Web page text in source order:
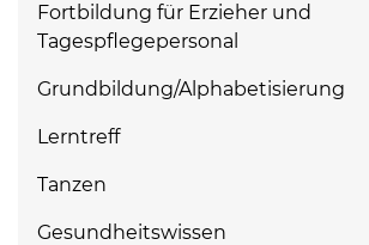
Fortbildung für Erzieher und
Tagespflegepersonal
Grundbildung/Alphabetisierung
Lerntreff
Tanzen
Gesundheitswissen